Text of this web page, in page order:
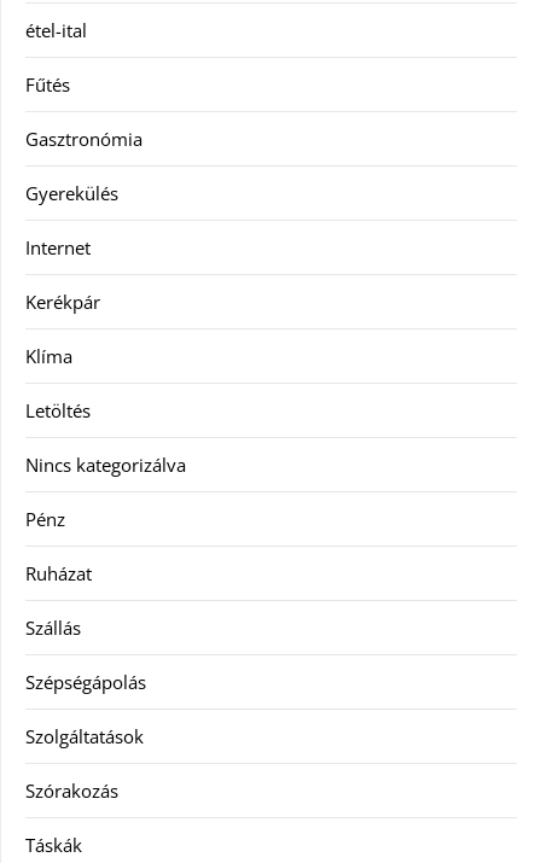
étel-ital
Fűtés
Gasztronómia
Gyerekülés
Internet
Kerékpár
Klíma
Letöltés
Nincs kategorizálva
Pénz
Ruházat
Szállás
Szépségápolás
Szolgáltatások
Szórakozás
Táskák